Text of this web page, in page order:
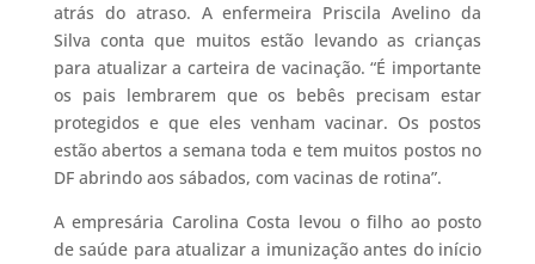
atrás do atraso. A enfermeira Priscila Avelino da
Silva conta que muitos estão levando as crianças
para atualizar a carteira de vacinação. “É importante
os pais lembrarem que os bebês precisam estar
protegidos e que eles venham vacinar. Os postos
estão abertos a semana toda e tem muitos postos no
DF abrindo aos sábados, com vacinas de rotina”.
A empresária Carolina Costa levou o filho ao posto
de saúde para atualizar a imunização antes do início